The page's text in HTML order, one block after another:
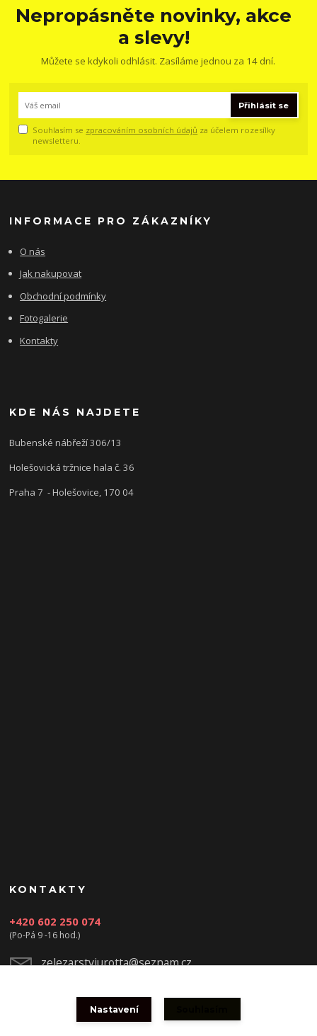
Nepropásněte novinky, akce
a slevy!
Můžete se kdykoli odhlásit. Zasíláme jednou za 14 dní.
Přihlásit se
Souhlasím se zpracováním osobních údajů za účelem rozesílky
newsletteru.
INFORMACE PRO ZÁKAZNÍKY
O nás
Jak nakupovat
Obchodní podmínky
Fotogalerie
Kontakty
KDE NÁS NAJDETE
Bubenské nábřeží 306/13
Holešovická tržnice hala č. 36
Praha 7 - Holešovice, 170 04
KONTAKTY
+420 602 250 074
(Po-Pá 9 -16 hod.)
zelezarstviurotta@seznam.cz
Nastavení